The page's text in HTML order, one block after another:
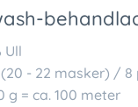
Ull
(20 - 22 masker) /
g = ca. 100 meter